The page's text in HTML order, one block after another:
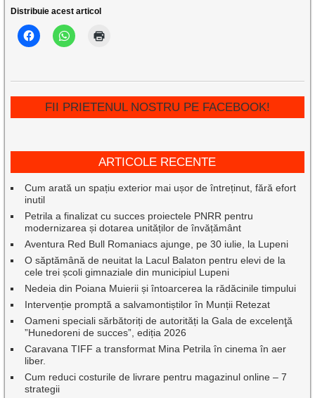
Distribuie acest articol
FII PRIETENUL NOSTRU PE FACEBOOK!
ARTICOLE RECENTE
Cum arată un spațiu exterior mai ușor de întreținut, fără efort
inutil
Petrila a finalizat cu succes proiectele PNRR pentru
modernizarea și dotarea unităților de învățământ
Aventura Red Bull Romaniacs ajunge, pe 30 iulie, la Lupeni
O săptămână de neuitat la Lacul Balaton pentru elevi de la
cele trei școli gimnaziale din municipiul Lupeni
Nedeia din Poiana Muierii și întoarcerea la rădăcinile timpului
Intervenție promptă a salvamontiștilor în Munții Retezat
Oameni speciali sărbătoriți de autorități la Gala de excelenţă
”Hunedoreni de succes”, ediția 2026
Caravana TIFF a transformat Mina Petrila în cinema în aer
liber.
Cum reduci costurile de livrare pentru magazinul online – 7
strategii